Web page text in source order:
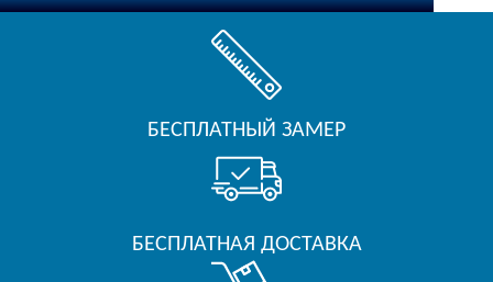
БЕСПЛАТНЫЙ ЗАМЕР
БЕСПЛАТНАЯ ДОСТАВКА